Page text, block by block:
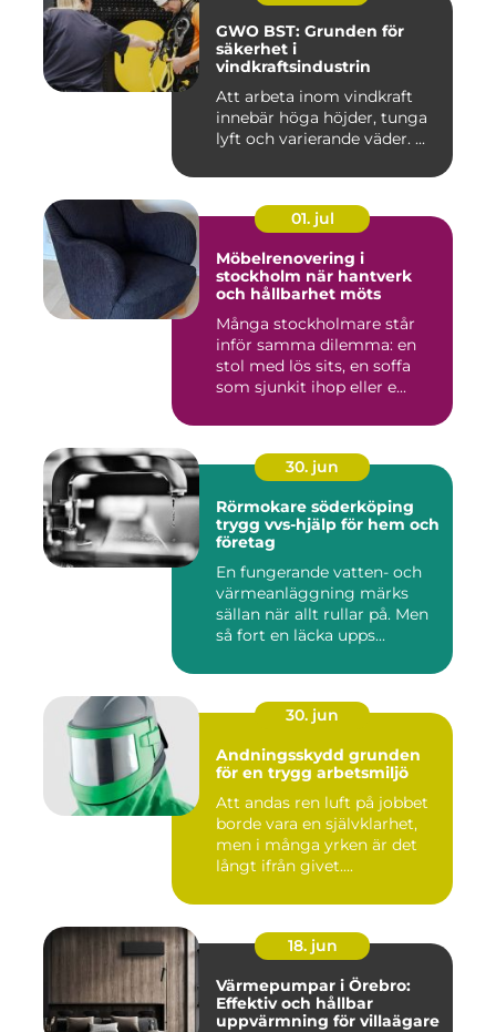
GWO BST: Grunden för
säkerhet i
vindkraftsindustrin
Att arbeta inom vindkraft
innebär höga höjder, tunga
lyft och varierande väder. ...
01. jul
Möbelrenovering i
stockholm när hantverk
och hållbarhet möts
Många stockholmare står
inför samma dilemma: en
stol med lös sits, en soffa
som sjunkit ihop eller e...
30. jun
Rörmokare söderköping
trygg vvs-hjälp för hem och
företag
En fungerande vatten- och
värmeanläggning märks
sällan när allt rullar på. Men
så fort en läcka upps...
30. jun
Andningsskydd grunden
för en trygg arbetsmiljö
Att andas ren luft på jobbet
borde vara en självklarhet,
men i många yrken är det
långt ifrån givet....
18. jun
Värmepumpar i Örebro:
Effektiv och hållbar
uppvärmning för villaägare